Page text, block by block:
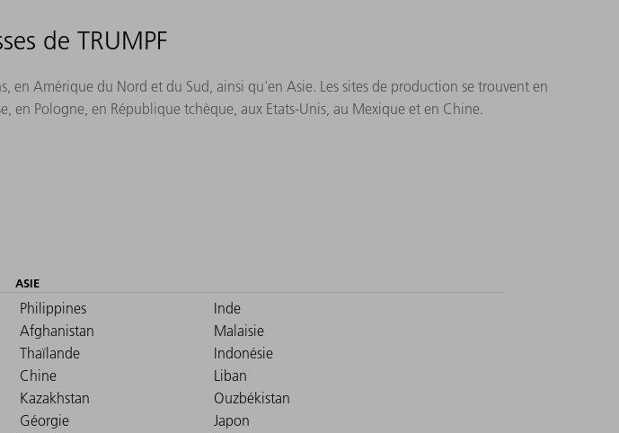
de TRUMPF
en Amérique du Nord et du Sud, ainsi qu'en Asie. Les sites de production se trouvent en
en Pologne, en République tchèque, aux Etats-Unis, au Mexique et en Chine.
ASIE
Philippines
Inde
Afghanistan
Malaisie
Thaïlande
Indonésie
Chine
Liban
Kazakhstan
Ouzbékistan
Géorgie
Japon